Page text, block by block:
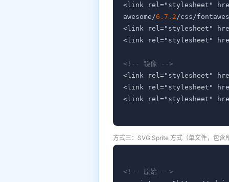
<link rel="stylesheet"
awesome/6.7.2/css/
<link rel="stylesheet"
<link rel="stylesheet"
<!-- 镜像 -->
<link rel="stylesheet"
<link rel="stylesheet"
<link rel="stylesheet"
方式三：SVG Sprite 方式（单文件，包含
<!-- 原始 -->